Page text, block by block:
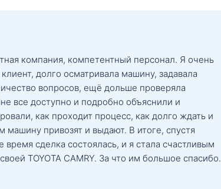
компания, компетентный персонал. Я очень
долго осматривала машину, задавала
вопросов, ещё дольше проверяла
все доступно и подробно объяснили и
как проходит процесс, как долго ждать и
машину привозят и выдают. В итоге, спустя
время сделка состоялась, и я стала счастливым
TOYOTA CAMRY. За что им большое спасибо.